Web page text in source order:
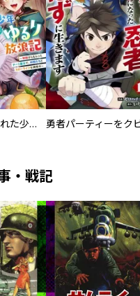
聖獣に育てられた少年の異世界ゆるり放浪記～神様からもらったチート魔法で、仲間たちとスローライフを満喫中～【分冊版】
・戦記